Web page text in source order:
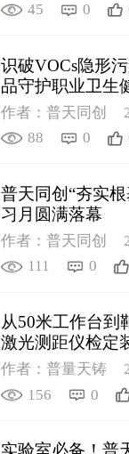
45
0
识破VOCs隐形
品守护职业卫生
作者：普天同创
88
0
普天同创“夯实
习月圆满落幕
作者：普天同创
111
0
从50米工作台到
激光测距仪检定
作者：普量天铸
156
0